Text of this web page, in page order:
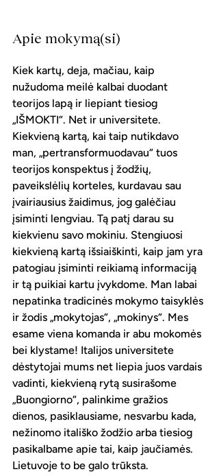
Apie mokymą(si)
Kiek kartų, deja, mačiau, kaip
nužudoma meilė kalbai duodant
teorijos lapą ir liepiant tiesiog
„IŠMOKTI“. Net ir universitete.
Kiekvieną kartą, kai taip nutikdavo
man, „pertransformuodavau“ tuos
teorijos konspektus į žodžių,
paveikslėlių korteles, kurdavau sau
įvairiausius žaidimus, jog galėčiau
įsiminti lengviau. Tą patį darau su
kiekvienu savo mokiniu. Stengiuosi
kiekvieną kartą išsiaiškinti, kaip jam yra
patogiau įsiminti reikiamą informaciją
ir tą puikiai kartu įvykdome. Man labai
nepatinka tradicinės mokymo taisyklės
ir žodis „mokytojas“, „mokinys“. Mes
esame viena komanda ir abu mokomės
bei klystame! Italijos universitete
dėstytojai mums net liepia juos vardais
vadinti, kiekvieną rytą susirašome
„Buongiorno“, palinkime gražios
dienos, pasiklausiame, nesvarbu kada,
nežinomo itališko žodžio arba tiesiog
pasikalbame apie tai, kaip jaučiamės.
Lietuvoje to be galo trūksta.